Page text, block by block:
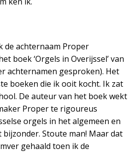
de achternaam Proper
boek ‘Orgels in Overijssel’ van
achternamen gesproken). Het
boeken die ik ooit kocht. Ik zat
De auteur van het boek wekt
Proper te rigoureus
orgels in het algemeen en
bijzonder. Stoute man! Maar dat
gehaald toen ik de